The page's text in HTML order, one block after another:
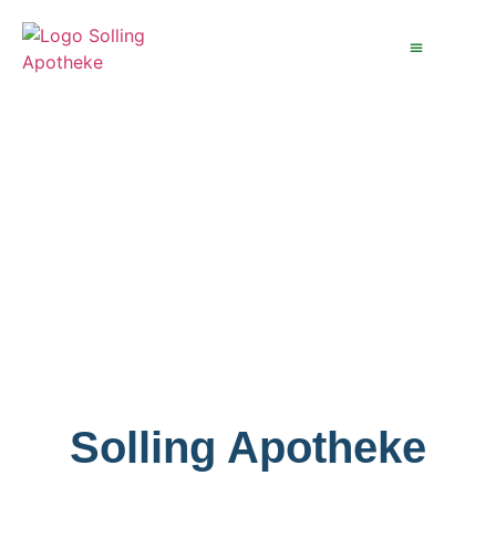
springen
Solling Apotheke